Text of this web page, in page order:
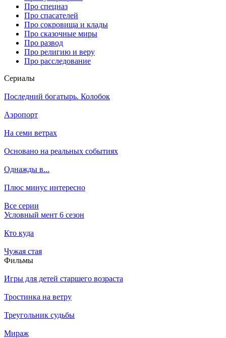
Про спецназ
Про спасателей
Про сокровища и клады
Про сказочные миры
Про развод
Про религию и веру
Про расследование
Се­риа­лы
Последний богатырь. Колобок
Аэропорт
На семи ветрах
Основано на реальных событиях
Однажды в...
Плюс минус интересно
Все серии
Условный мент 6 сезон
Кто куда
Чужая стая
Филь­мы
Игры для детей старшего возраста
Тростинка на ветру
Треугольник судьбы
Мираж